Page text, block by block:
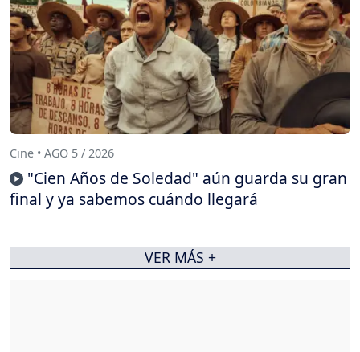
Cine • AGO 5 / 2026
"Cien Años de Soledad" aún guarda su gran
final y ya sabemos cuándo llegará
VER MÁS +